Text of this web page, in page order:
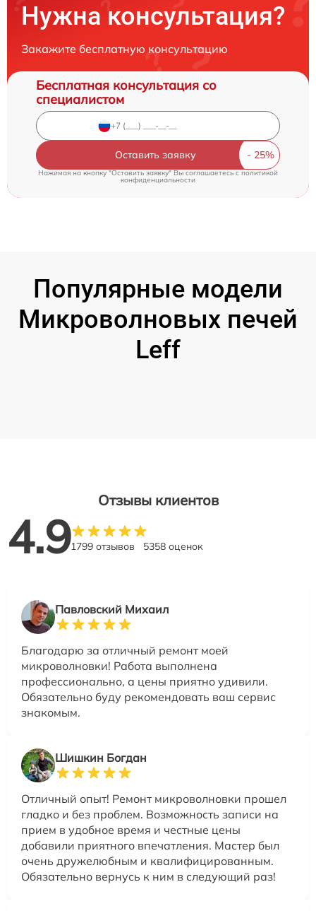
Нужна консультация?
Закажите бесплатную консультацию
Бесплатная консультация со
специалистом
Оставить заявку
Нажимая на кнопку "Оставить заявку" Вы соглашаетесь cполитикой
конфиденциальности
Популярные модели
Микроволновых печей
Leff
Отзывы клиентов
4.91799 отзывов 5358 оценок
Павловский Михаил
Благодарю за отличный ремонт моей
микроволновки! Работа выполнена
профессионально, а цены приятно удивили.
Обязательно буду рекомендовать ваш сервис
знакомым.
Шишкин Богдан
Отличный опыт! Ремонт микроволновки прошел
гладко и без проблем. Возможность записи на
прием в удобное время и честные цены
добавили приятного впечатления. Мастер был
очень дружелюбным и квалифицированным.
Обязательно вернусь к ним в следующий раз!